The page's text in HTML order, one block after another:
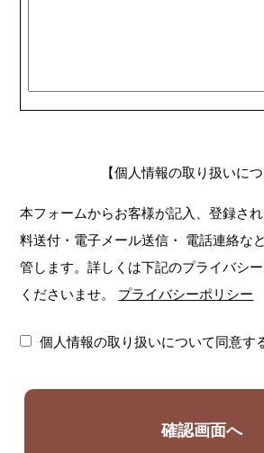
【個人情報の取り扱いにつ
本フォームからお客様が記入、登録さ
料送付・電子メール送信・ 電話連絡な
管します。詳しくは下記のプライバシ
くださいませ。
プライバシーポリシー
個人情報の取り扱いについて同意す